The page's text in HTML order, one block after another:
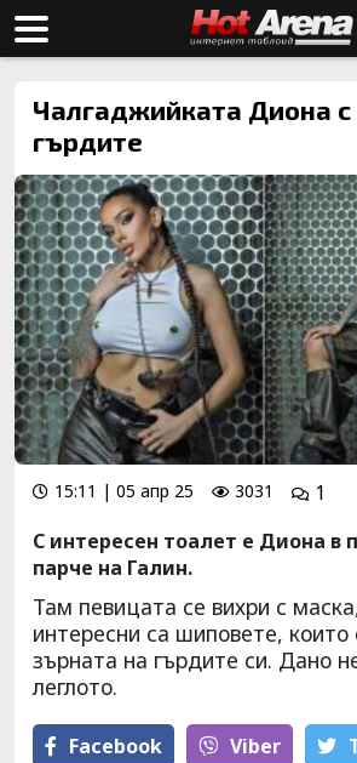
Чалгаджийката Диона
гърдите
15:11 | 05 апр 25 3031
1
С интересен тоалет е Диона в
парче на Галин.
Там певицата се вихри с
интересни са шиповете,
зърната на гърдите си. Дано
леглото.
Facebook Viber